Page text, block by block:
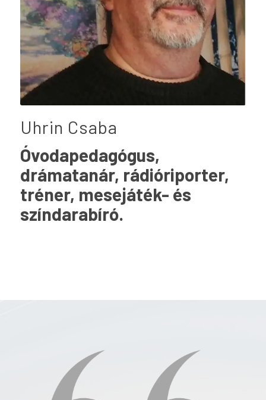
Uhrin Csaba
Óvodapedagógus,
drámatanár, rádióriporter,
tréner, mesejáték- és
színdarabíró.